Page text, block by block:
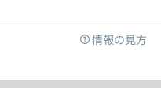
情報の見方